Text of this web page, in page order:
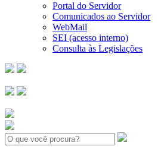
Portal do Servidor
Comunicados ao Servidor
WebMail
SEI (acesso interno)
Consulta às Legislações
Search: